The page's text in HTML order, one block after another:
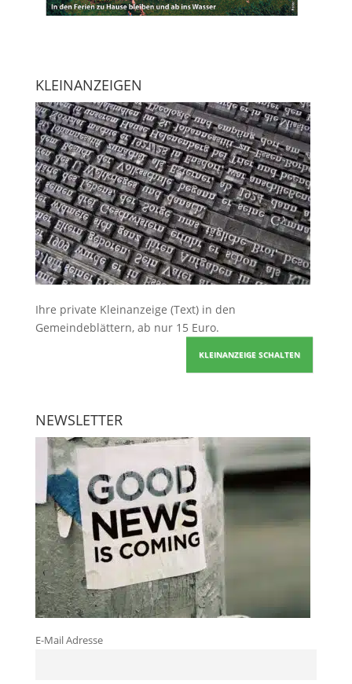
KLEINANZEIGEN
Ihre private Kleinanzeige (Text) in den
Gemeindeblättern, ab nur 15 Euro.
KLEINANZEIGE SCHALTEN
NEWSLETTER
E-Mail Adresse